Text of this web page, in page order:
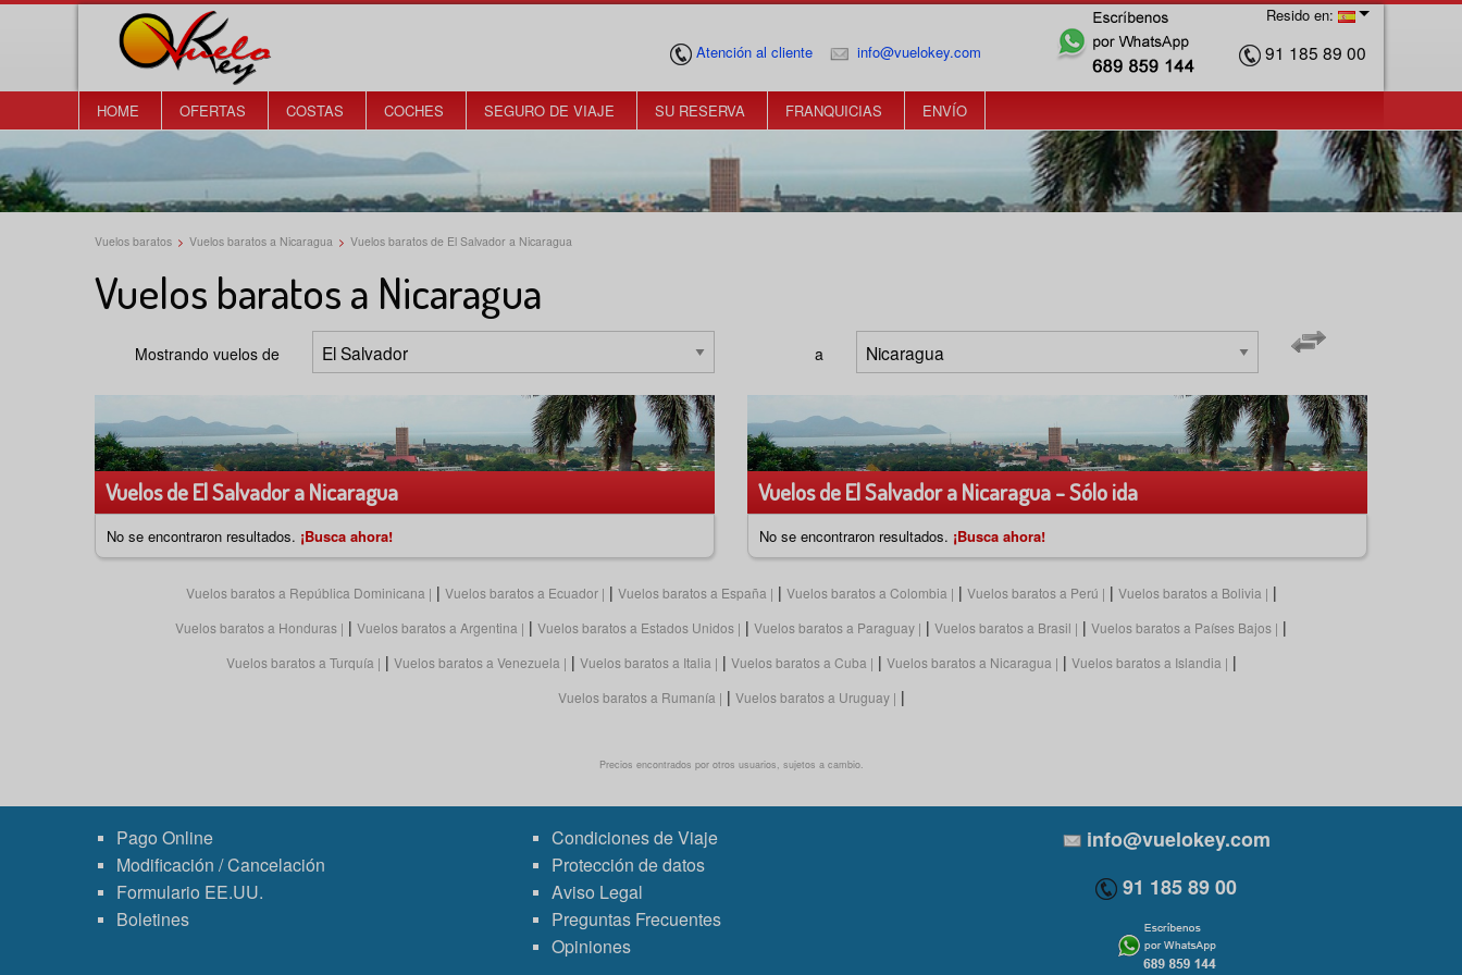
Resido en:
Atención al cliente
info@vuelokey.com 91 185 89 00
HOME OFERTAS COSTAS COCHES SEGURO DE VIAJE SU RESERVA FRANQUICIAS ENVÍO
Vuelos baratos > Vuelos baratos a Nicaragua > Vuelos baratos de El Salvador a Nicaragua
Vuelos baratos a Nicaragua
Mostrando vuelos de a
Vuelos de El Salvador a Nicaragua
No se encontraron resultados. ¡Busca ahora!
Vuelos de El Salvador a Nicaragua - Sólo ida
No se encontraron resultados. ¡Busca ahora!
Vuelos baratos a República Dominicana | Vuelos baratos a Ecuador | Vuelos baratos a España | Vuelos baratos a Colombia | Vuelos baratos a Perú | Vuelos baratos a Bolivia |
Vuelos baratos a Honduras | Vuelos baratos a Argentina | Vuelos baratos a Estados Unidos | Vuelos baratos a Paraguay | Vuelos baratos a Brasil | Vuelos baratos a Países Bajos |
Vuelos baratos a Turquía | Vuelos baratos a Venezuela | Vuelos baratos a Italia | Vuelos baratos a Cuba | Vuelos baratos a Nicaragua | Vuelos baratos a Islandia |
Vuelos baratos a Rumanía | Vuelos baratos a Uruguay |
Precios encontrados por otros usuarios, sujetos a cambio.
Pago Online
Modificación / Cancelación
Formulario EE.UU.
Boletines
Condiciones de Viaje
Protección de datos
Aviso Legal
Preguntas Frecuentes
Opiniones
info@vuelokey.com
91 185 89 00